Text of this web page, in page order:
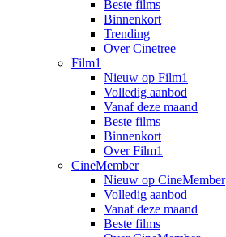
Beste films
Binnenkort
Trending
Over Cinetree
Film1
Nieuw op Film1
Volledig aanbod
Vanaf deze maand
Beste films
Binnenkort
Over Film1
CineMember
Nieuw op CineMember
Volledig aanbod
Vanaf deze maand
Beste films